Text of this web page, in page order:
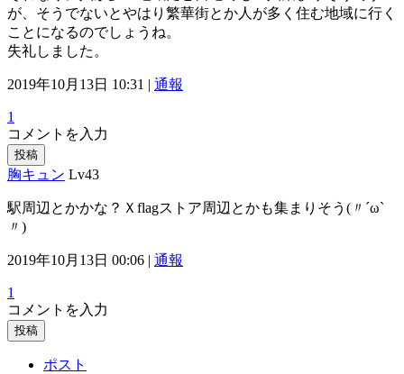
が、そうでないとやはり繁華街とか人が多く住む地域に行く
ことになるのでしょうね。
失礼しました。
2019年10月13日 10:31 | 通報
1
コメントを入力
投稿
胸キュン Lv43
駅周辺とかかな？Ｘflagストア周辺とかも集まりそう(〃´ω`
〃)
2019年10月13日 00:06 | 通報
1
コメントを入力
投稿
ポスト